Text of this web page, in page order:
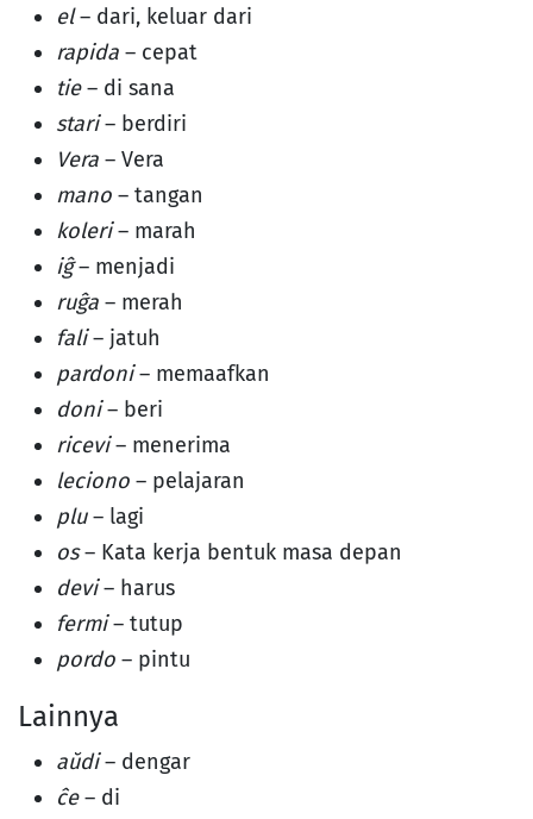
el– dari, keluar dari
rapida – cepat
tie– di sana
stari– berdiri
Vera – Vera
mano – tangan
koleri– marah
iĝ– menjadi
ruĝa – merah
fali– jatuh
pardoni– memaafkan
doni– beri
ricevi– menerima
leciono – pelajaran
plu– lagi
os– Kata kerja bentuk masa depan
devi– harus
fermi– tutup
pordo – pintu
Lainnya
aŭdi– dengar
ĉe– di